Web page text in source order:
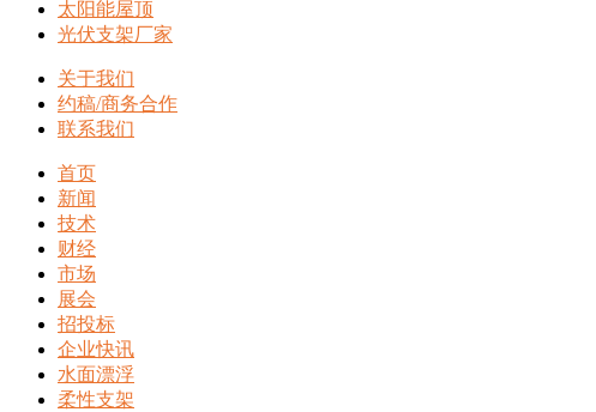
太阳能屋顶
光伏支架厂家
关于我们
约稿/商务合作
联系我们
首页
新闻
技术
财经
市场
展会
招投标
企业快讯
水面漂浮
柔性支架